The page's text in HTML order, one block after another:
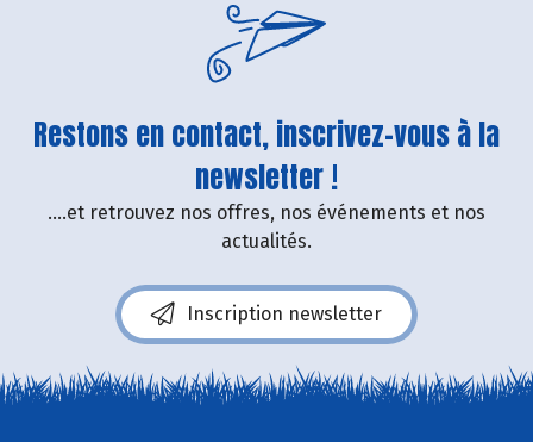
Restons en contact, inscrivez-vous à la
newsletter !
....et retrouvez nos offres, nos événements et nos
actualités.
Inscription newsletter